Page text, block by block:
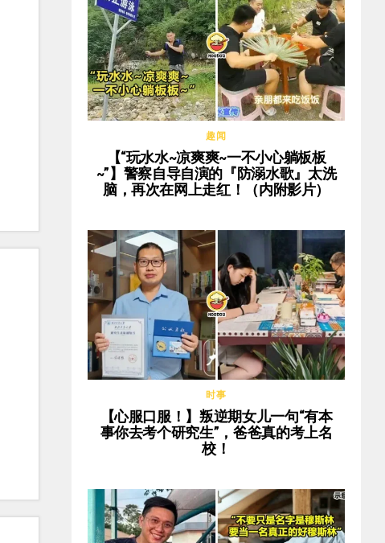
趣闻
【“玩水水~凉爽爽~一不小心躺板板
~”】警察自导自演的『防溺水歌』太洗
脑，再次在网上走红！（内附影片）
时事
【心服口服！】叛逆期女儿一句“有本
事你去考个研究生”，爸爸真的考上名
校！